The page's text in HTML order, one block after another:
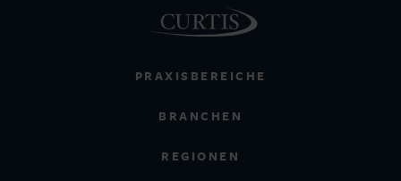
PRAXISBEREICHE
BRANCHEN
REGIONEN